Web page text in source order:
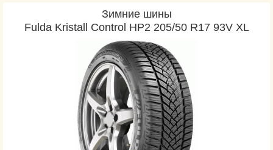
Зимние шины
Fulda Kristall Control HP2 205/50 R17 93V XL